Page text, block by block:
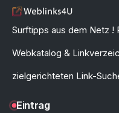
Surftipps aus dem Netz !
Webkatalog &
zielgerichteten Link-
Eintrag